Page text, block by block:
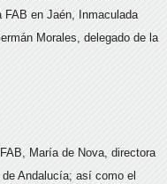
FAB en Jaén, Inmaculada
Morales, delegado de la
María de Nova, directora
Andalucía; así como el